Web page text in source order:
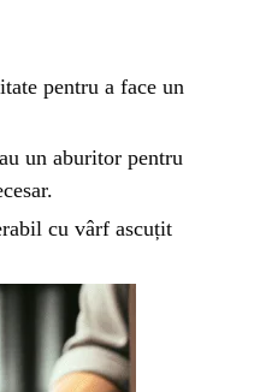
pentru a face un
un aburitor pentru
cu vârf ascuțit